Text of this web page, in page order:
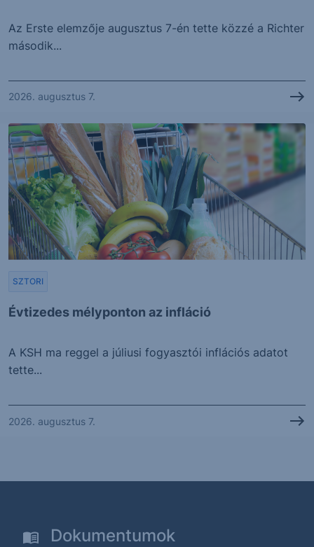
Az Erste elemzője augusztus 7-én tette közzé a Richter
második...
2026. augusztus 7.
Évtizedes mélyponton az infláció
SZTORI
A KSH ma reggel a júliusi fogyasztói inflációs adatot
tette...
2026. augusztus 7.
Dokumentumok